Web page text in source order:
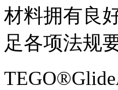
材料拥有良
足各项法规